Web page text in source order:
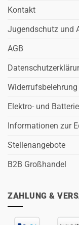
Kontakt
Jugendschutz und
AGB
Widerrufsbelehrung
Elektro- und
Informationen zur
Stellenangebote
B2B Großhandel
ZAHLUNG &